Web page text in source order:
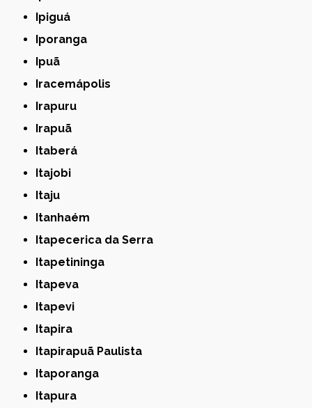
Ipiguá
Iporanga
Ipuã
Iracemápolis
Irapuru
Irapuã
Itaberá
Itajobi
Itaju
Itanhaém
Itapecerica da Serra
Itapetininga
Itapeva
Itapevi
Itapira
Itapirapuã Paulista
Itaporanga
Itapura